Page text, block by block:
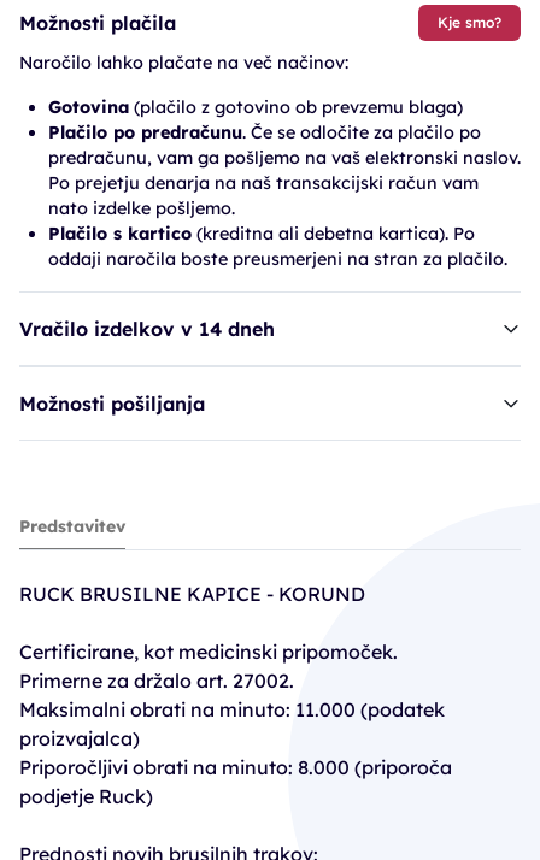
Možnosti plačila Kje smo?
Naročilo lahko plačate na več načinov:
Gotovina (plačilo z gotovino ob prevzemu blaga)
Plačilo po predračunu. Če se odločite za plačilo po
predračunu, vam ga pošljemo na vaš elektronski naslov.
Po prejetju denarja na naš transakcijski račun vam
nato izdelke pošljemo.
Plačilo s kartico (kreditna ali debetna kartica). Po
oddaji naročila boste preusmerjeni na stran za plačilo.
Vračilo izdelkov v 14 dneh
Možnosti pošiljanja
Ruck trak, brusilni - 10mm, grob
8,10€
Predstavitev
RUCK BRUSILNE KAPICE - KORUND
Certificirane, kot medicinski pripomoček.
Primerne za držalo art. 27002.
Maksimalni obrati na minuto: 11.000 (podatek
proizvajalca)
Priporočljivi obrati na minuto: 8.000 (priporoča
podjetje Ruck)
Prednosti novih brusilnih trakov: